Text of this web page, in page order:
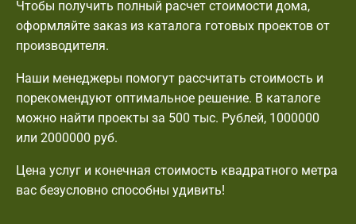
Чтобы получить полный расчет стоимости дома,
оформляйте заказ из каталога готовых проектов от
производителя.
Наши менеджеры помогут рассчитать стоимость и
порекомендуют оптимальное решение. В каталоге
можно найти проекты за 500 тыс. Рублей, 1000000
или 2000000 руб.
Цена услуг и конечная стоимость квадратного метра
вас безусловно способны удивить!